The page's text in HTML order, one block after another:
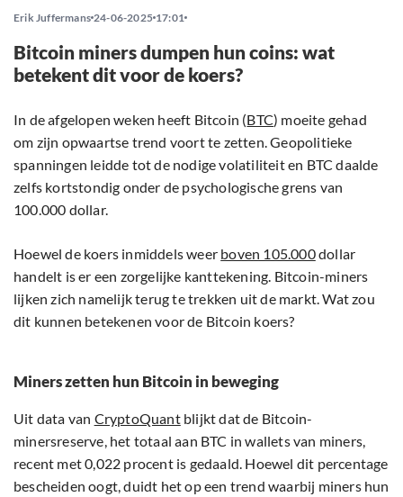
Erik Juffermans 24-06-2025 17:01
Bitcoin miners dumpen hun coins: wat
betekent dit voor de koers?
In de afgelopen weken heeft Bitcoin (BTC) moeite gehad
om zijn opwaartse trend voort te zetten. Geopolitieke
spanningen leidde tot de nodige volatiliteit en BTC daalde
zelfs kortstondig onder de psychologische grens van
100.000 dollar.
Hoewel de koers inmiddels weer boven 105.000dollar
handelt is er een zorgelijke kanttekening. Bitcoin-miners
lijken zich namelijk terug te trekken uit de markt. Wat zou
dit kunnen betekenen voor de Bitcoin koers?
Miners zetten hun Bitcoin in beweging
Uit data van CryptoQuantblijkt dat de Bitcoin-
minersreserve, het totaal aan BTC in wallets van miners,
recent met 0,022 procent is gedaald. Hoewel dit percentage
bescheiden oogt, duidt het op een trend waarbij miners hun